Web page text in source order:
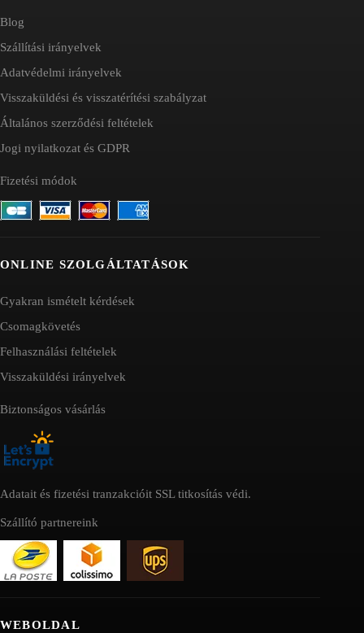
Blog
Szállítási irányelvek
Adatvédelmi irányelvek
Visszaküldési és visszatérítési szabályzat
Általános szerződési feltételek
Jogi nyilatkozat és GDPR
Fizetési módok
ONLINE SZOLGÁLTATÁSOK
Gyakran ismételt kérdések
Csomagkövetés
Felhasználási feltételek
Visszaküldési irányelvek
Biztonságos vásárlás
Adatait és fizetési tranzakcióit SSL titkosítás védi.
Szállító partnereink
WEBOLDAL